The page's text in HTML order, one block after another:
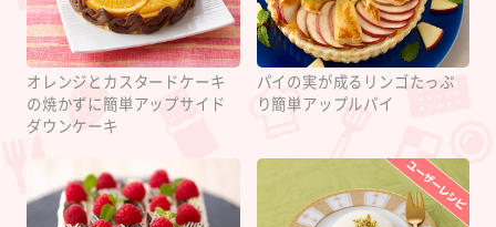
オレンジとカスタードケーキ
の焼かずに簡単アップサイド
ダウンケーキ
パイの実が成るリンゴたっぷ
り簡単アップルパイ